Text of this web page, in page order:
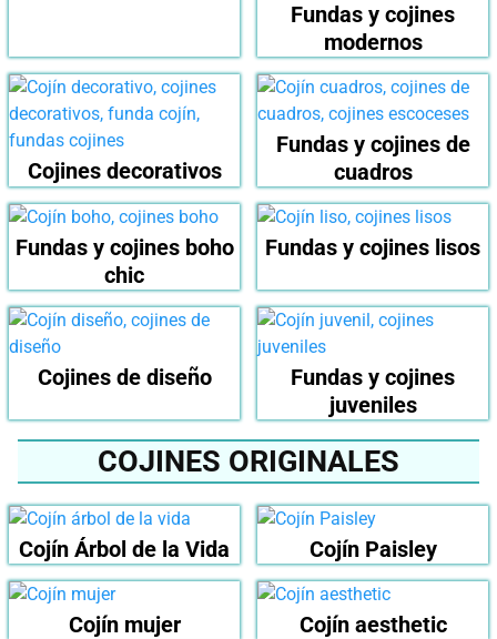
Fundas y cojines
modernos
Cojines decorativos
Fundas y cojines de
cuadros
Fundas y cojines boho
chic
Fundas y cojines lisos
Cojines de diseño
Fundas y cojines
juveniles
COJINES ORIGINALES
Cojín Árbol de la Vida Cojín Paisley
Cojín mujer Cojín aesthetic